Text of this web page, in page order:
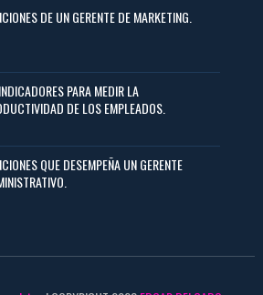
DE UN GERENTE DE MARKETING.
PARA MEDIR LA
DE LOS EMPLEADOS.
QUE DESEMPEÑA UN GERENTE